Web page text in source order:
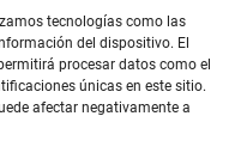
tecnologías como las
del dispositivo. El
procesar datos como el
únicas en este sitio.
afectar negativamente a